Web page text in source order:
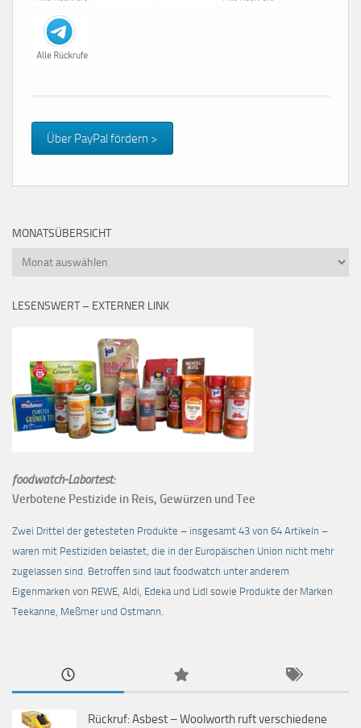
Über PayPal fördern >
MONATSÜBERSICHT
Monatsübersicht
LESENSWERT – EXTERNER LINK
foodwatch-Labortest:
Verbotene Pestizide in Reis, Gewürzen und Tee
Zwei Drittel der getesteten Produkte – insgesamt 43 von 64 Artikeln –
waren mit Pestiziden belastet, die in der Europäischen Union nicht mehr
zugelassen sind. Betroffen sind laut foodwatch unter anderem
Eigenmarken von REWE, Aldi, Edeka und Lidl sowie Produkte der Marken
Teekanne, Meßmer und Ostmann.
Rückruf: Asbest – Woolworth ruft verschiedene